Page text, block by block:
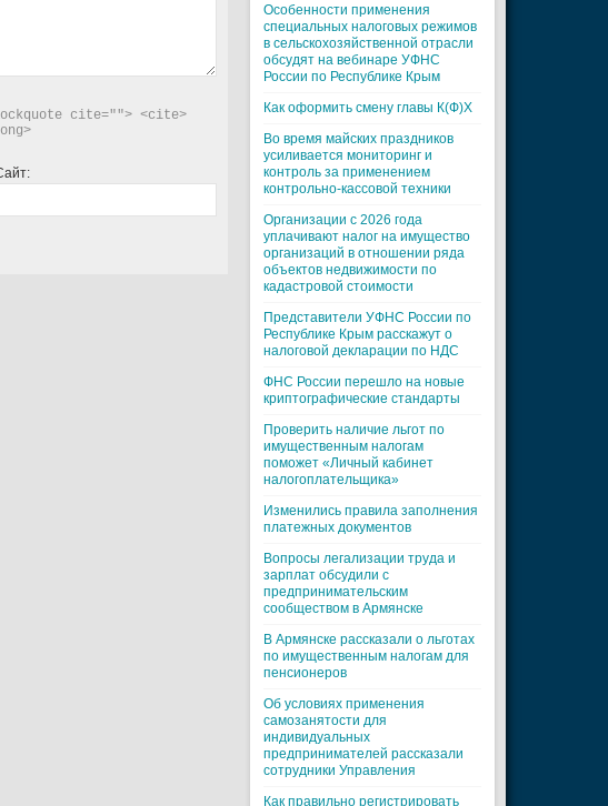
cite=""> <cite>
Особенности применения
специальных налоговых режимов
в сельскохозяйственной отрасли
обсудят на вебинаре УФНС
России по Республике Крым
Как оформить смену главы К(Ф)Х
Во время майских праздников
усиливается мониторинг и
контроль за применением
контрольно-кассовой техники
Организации с 2026 года
уплачивают налог на имущество
организаций в отношении ряда
объектов недвижимости по
кадастровой стоимости
Представители УФНС России по
Республике Крым расскажут о
налоговой декларации по НДС
ФНС России перешло на новые
криптографические стандарты
Проверить наличие льгот по
имущественным налогам
поможет «Личный кабинет
налогоплательщика»
Изменились правила заполнения
платежных документов
Вопросы легализации труда и
зарплат обсудили с
предпринимательским
сообществом в Армянске
В Армянске рассказали о льготах
по имущественным налогам для
пенсионеров
Об условиях применения
самозанятости для
индивидуальных
предпринимателей рассказали
сотрудники Управления
Как правильно регистрировать